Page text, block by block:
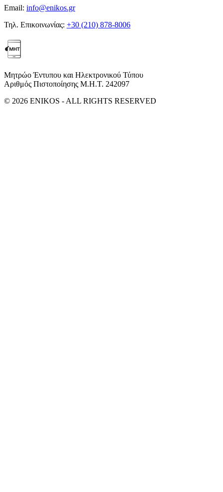
Email: info@enikos.gr
Τηλ. Επικοινωνίας: +30 (210) 878-8006
Μητρώο Έντυπου και Ηλεκτρονικού Τύπου
Αριθμός Πιστοποίησης Μ.Η.Τ. 242097
© 2026 ENIKOS - ALL RIGHTS RESERVED